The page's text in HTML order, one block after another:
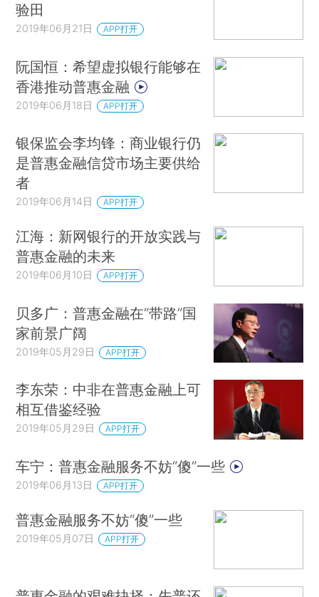
验田
2019年06月21日 APP打开
阮国恒：希望虚拟银行能够在
香港推动普惠金融
2019年06月18日 APP打开
银保监会李均锋：商业银行仍
是普惠金融信贷市场主要供给
者
2019年06月14日 APP打开
江海：新网银行的开放实践与
普惠金融的未来
2019年06月10日 APP打开
贝多广：普惠金融在“带路”国
家前景广阔
2019年05月29日 APP打开
李东荣：中非在普惠金融上可
相互借鉴经验
2019年05月29日 APP打开
车宁：普惠金融服务不妨“傻”一些
2019年06月13日 APP打开
普惠金融服务不妨“傻”一些
2019年05月07日 APP打开